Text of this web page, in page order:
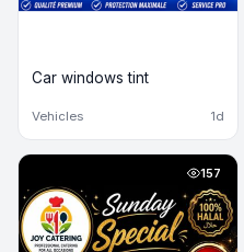
Car windows tint
Vehicles 1d
157